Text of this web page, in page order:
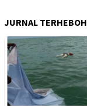
JURNAL TERHEBOH